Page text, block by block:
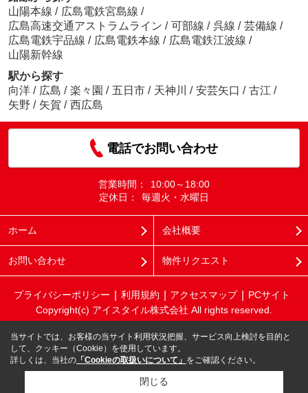
山陽本線 / 広島電鉄宮島線 /
広島高速交通アストラムライン / 可部線 / 呉線 / 芸備線 /
広島電鉄宇品線 / 広島電鉄本線 / 広島電鉄江波線 /
山陽新幹線
駅から探す
向洋 / 広島 / 楽々園 / 五日市 / 天神川 / 安芸矢口 / 古江 /
矢野 / 矢賀 / 西広島
電話でお問い合わせ
営業時間：
10:00～18:00
定休日：
毎週火・水曜日
ホーム 会社概要
お問い合わせ 物件リクエスト
プライバシーポリシー 利用規約 アクセスマップ
PCサイト
Copyright(c) アイスタイル株式会社 All rights reserved.
当サイトでは、お客様の当サイト利用状況把握、サービス向上検討を目的と
して、クッキー（Cookie）を使用しています。
詳しくは、当社の 「Cookieの取扱いについて」 をご確認ください。
閉じる